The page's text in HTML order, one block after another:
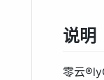
说明
零云